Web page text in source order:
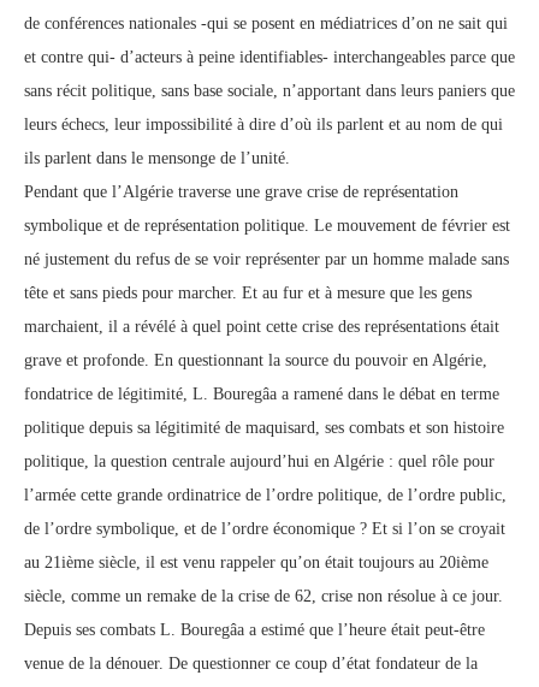
de conférences nationales -qui se posent en médiatrices d’on ne sait qui
et contre qui- d’acteurs à peine identifiables- interchangeables parce que
sans récit politique, sans base sociale, n’apportant dans leurs paniers que
leurs échecs, leur impossibilité à dire d’où ils parlent et au nom de qui
ils parlent dans le mensonge de l’unité.
Pendant que l’Algérie traverse une grave crise de représentation
symbolique et de représentation politique. Le mouvement de février est
né justement du refus de se voir représenter par un homme malade sans
tête et sans pieds pour marcher. Et au fur et à mesure que les gens
marchaient, il a révélé à quel point cette crise des représentations était
grave et profonde. En questionnant la source du pouvoir en Algérie,
fondatrice de légitimité, L. Bouregâa a ramené dans le débat en terme
politique depuis sa légitimité de maquisard, ses combats et son histoire
politique, la question centrale aujourd’hui en Algérie : quel rôle pour
l’armée cette grande ordinatrice de l’ordre politique, de l’ordre public,
de l’ordre symbolique, et de l’ordre économique ? Et si l’on se croyait
au 21ième siècle, il est venu rappeler qu’on était toujours au 20ième
siècle, comme un remake de la crise de 62, crise non résolue à ce jour.
Depuis ses combats L. Bouregâa a estimé que l’heure était peut-être
venue de la dénouer. De questionner ce coup d’état fondateur de la